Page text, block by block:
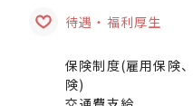
待遇・福利厚生
保険制度(雇用保険
険)